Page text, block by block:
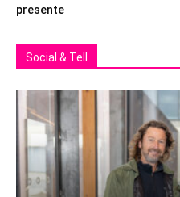
presente
Social & Tell